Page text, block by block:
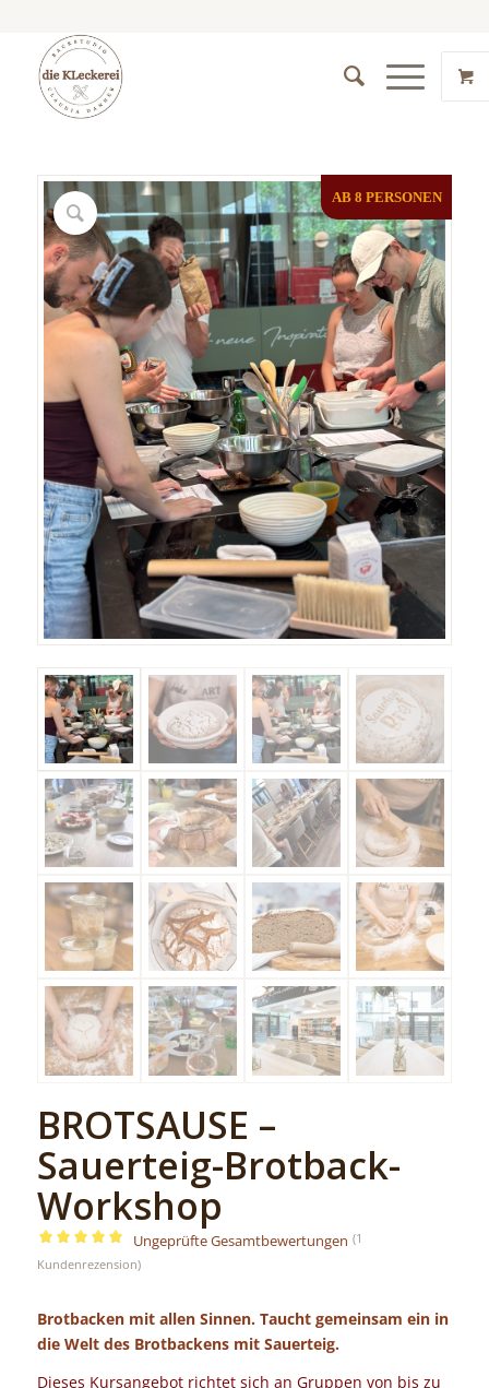
AB 8 PERSONEN
BROTSAUSE –
Sauerteig-Brotback-
Workshop
Bewertet
1
Kundenbewertung
Ungeprüfte Gesamtbewertungen (1
Kundenrezension)
Brotbacken mit allen Sinnen. Taucht gemeinsam ein in
die Welt des Brotbackens mit Sauerteig.
Dieses Kursangebot richtet sich an Gruppen von bis zu